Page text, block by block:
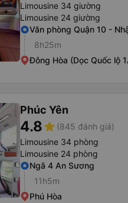
Limousine 34 giường
Limousine 24 giường
Văn phòng Quận 10 -
8h25m
Đông Hòa (Dọc Quốc lộ
Phúc Yên
4.8star (845 đánh giá)
Limousine 34 phòng
Limousine 24 phòng
Ngã 4 An Sương
11h5m
Phú Hòa